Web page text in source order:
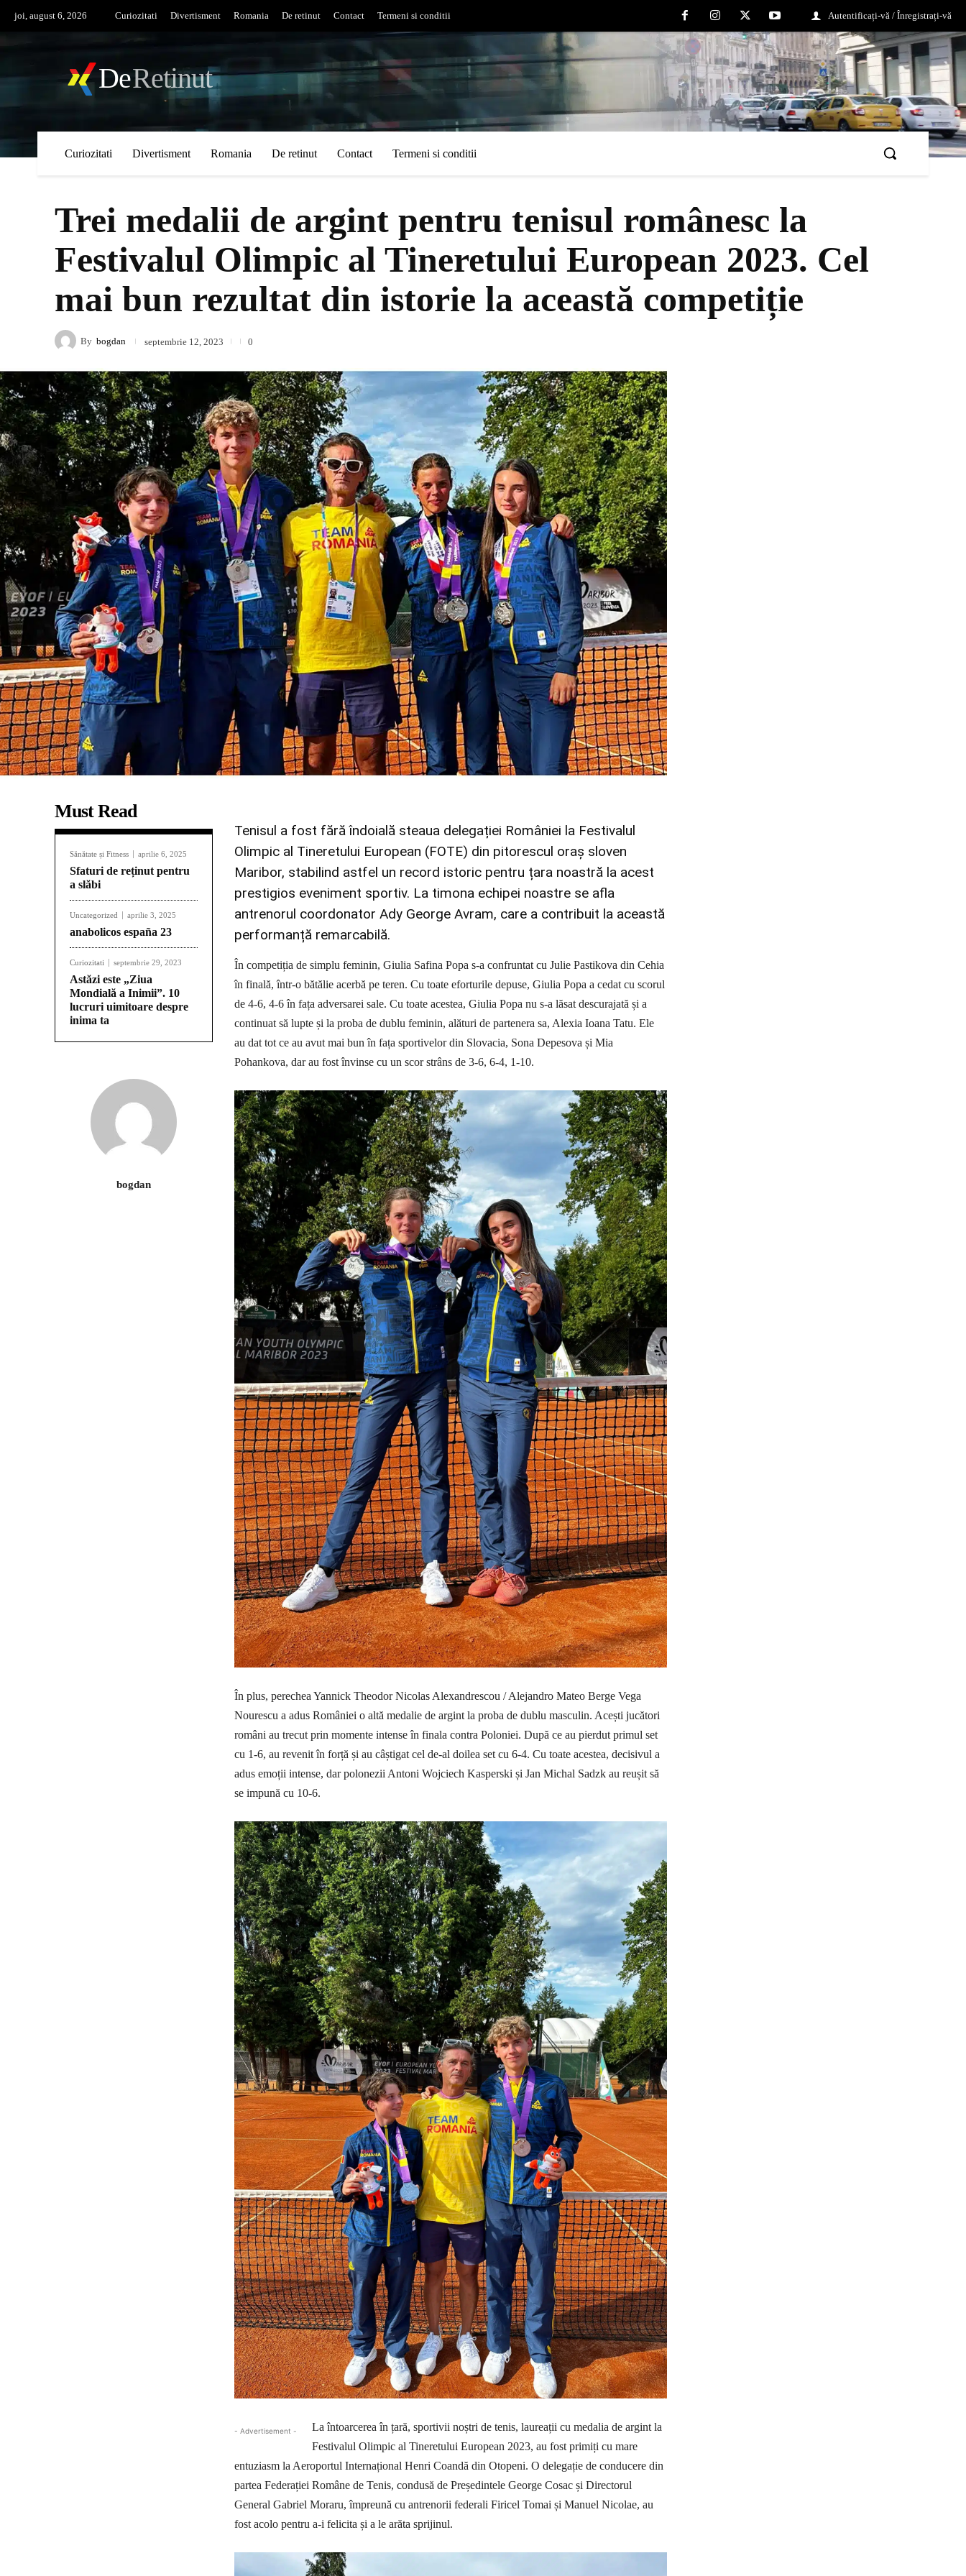
joi, august 6, 2026 Curiozitati Divertisment Romania De retinut Contact Termeni si conditii Autentificați-vă / Înregistrați-vă
DeRetinut
Curiozitati Divertisment Romania De retinut Contact Termeni si conditii
Trei medalii de argint pentru tenisul românesc la
Festivalul Olimpic al Tineretului European 2023. Cel
mai bun rezultat din istorie la această competiție
By bogdan septembrie 12, 2023 0
Must Read
Sănătate și Fitness aprilie 6, 2025
Sfaturi de reținut pentru
a slăbi
Uncategorized aprilie 3, 2025
anabolicos españa 23
Curiozitati septembrie 29, 2023
Astăzi este „Ziua
Mondială a Inimii”. 10
lucruri uimitoare despre
inima ta
bogdan
Tenisul a fost fără îndoială steaua delegației României la Festivalul
Olimpic al Tineretului European (FOTE) din pitorescul oraș sloven
Maribor, stabilind astfel un record istoric pentru țara noastră la acest
prestigios eveniment sportiv. La timona echipei noastre se afla
antrenorul coordonator Ady George Avram, care a contribuit la această
performanță remarcabilă.
În competiția de simplu feminin, Giulia Safina Popa s-a confruntat cu Julie Pastikova din Cehia
în finală, într-o bătălie acerbă pe teren. Cu toate eforturile depuse, Giulia Popa a cedat cu scorul
de 4-6, 4-6 în fața adversarei sale. Cu toate acestea, Giulia Popa nu s-a lăsat descurajată și a
continuat să lupte și la proba de dublu feminin, alături de partenera sa, Alexia Ioana Tatu. Ele
au dat tot ce au avut mai bun în fața sportivelor din Slovacia, Sona Depesova și Mia
Pohankova, dar au fost învinse cu un scor strâns de 3-6, 6-4, 1-10.
În plus, perechea Yannick Theodor Nicolas Alexandrescou / Alejandro Mateo Berge Vega
Nourescu a adus României o altă medalie de argint la proba de dublu masculin. Acești jucători
români au trecut prin momente intense în finala contra Poloniei. După ce au pierdut primul set
cu 1-6, au revenit în forță și au câștigat cel de-al doilea set cu 6-4. Cu toate acestea, decisivul a
adus emoții intense, dar polonezii Antoni Wojciech Kasperski și Jan Michal Sadzk au reușit să
se impună cu 10-6.
- Advertisement -
La întoarcerea în țară, sportivii noștri de tenis, laureații cu medalia de argint la
Festivalul Olimpic al Tineretului European 2023, au fost primiți cu mare
entuziasm la Aeroportul Internațional Henri Coandă din Otopeni. O delegație de conducere din
partea Federației Române de Tenis, condusă de Președintele George Cosac și Directorul
General Gabriel Moraru, împreună cu antrenorii federali Firicel Tomai și Manuel Nicolae, au
fost acolo pentru a-i felicita și a le arăta sprijinul.